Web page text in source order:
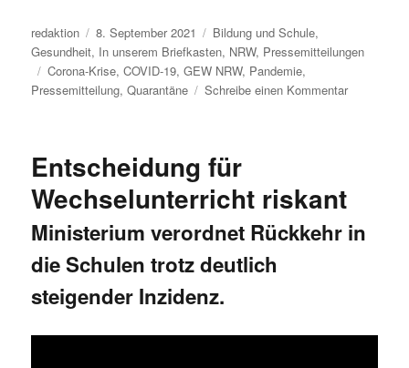
Autor
redaktion
Veröffentlicht
am
8. September 2021 Kategorien
Bildung und Schule,
Gesundheit, In unserem Briefkasten, NRW, Pressemitteilungen
Schlagwörter
Corona-Krise,COVID-19,GEW NRW, Pandemie,
Pressemitteilung,Quarantäne Schreibe einen Kommentarzu
und
bewertet
Entscheidung für
Wechselunterricht riskant
Ministerium verordnet Rückkehr in
die Schulen trotz deutlich
steigender Inzidenz.